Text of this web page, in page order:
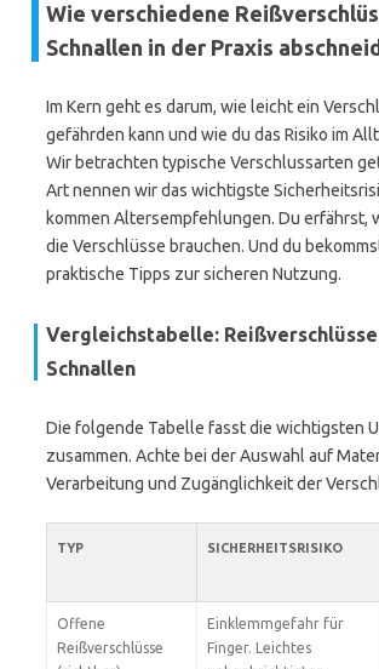
Wie verschiedene
Schnallen in der Praxis
Im Kern geht es darum, wie leicht ein
gefährden kann und wie du das Risiko im
Wir betrachten typische Verschlussarten
Art nennen wir das wichtigste
kommen Altersempfehlungen. Du erfährst,
die Verschlüsse brauchen. Und du
praktische Tipps zur sicheren Nutzung.
Vergleichstabelle: Reißverschlüsse
Schnallen
Die folgende Tabelle fasst die wichtigsten
zusammen. Achte bei der Auswahl auf
Verarbeitung und Zugänglichkeit der
TYP SICHERHEITSRISIKO
Offene
Reißverschlüsse
Einklemmgefahr für
Finger. Leichtes